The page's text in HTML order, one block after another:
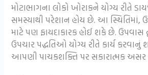
મોટાભાગના લોકો ખોરાકને યોગ્ય રીતે
સમસ્યાથી પરેશાન હોય છે. આ સ્થિતિમાં,
માટે પણ ફાયદાકારક હોઈ શકે છે. ઉપવાસ
ઉપચાર પદ્ધતિઓ યોગ્ય રીતે કાર્ય
આપણી પાચકશક્તિ પર સકારાત્મક અસર